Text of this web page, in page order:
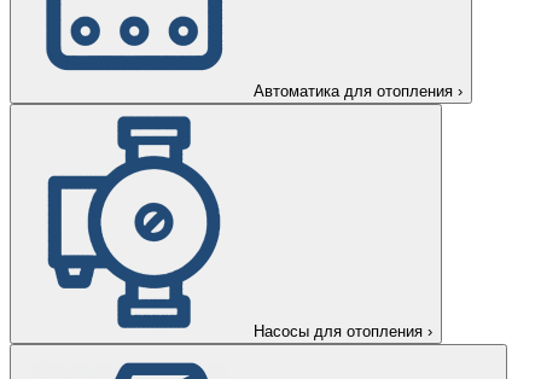
Автоматика для отопления ›
Насосы для отопления ›